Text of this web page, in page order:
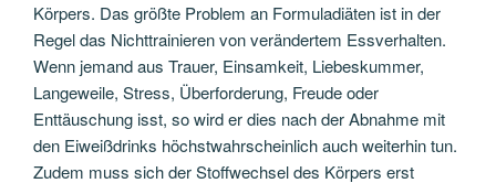
Körpers. Das größte Problem an Formuladiäten ist in der
Regel das Nichttrainieren von verändertem Essverhalten.
Wenn jemand aus Trauer, Einsamkeit, Liebeskummer,
Langeweile, Stress, Überforderung, Freude oder
Enttäuschung isst, so wird er dies nach der Abnahme mit
den Eiweißdrinks höchstwahrscheinlich auch weiterhin tun.
Zudem muss sich der Stoffwechsel des Körpers erst